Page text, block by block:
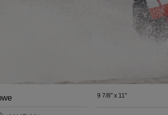
9 7/8" x 11"